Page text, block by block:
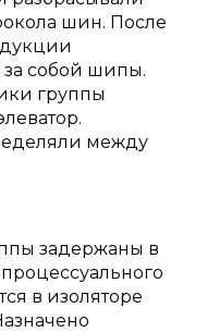
шин. После
собой шипы.
группы
между
задержаны в
в изоляторе